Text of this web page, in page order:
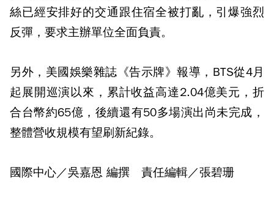
絲已經安排好的交通跟住宿全被打亂，引爆強烈
反彈，要求主辦單位全面負責。
另外，美國娛樂雜誌《告示牌》報導，BTS從4月
起展開巡演以來，累計收益高達2.04億美元，折
合台幣約65億，後續還有50多場演出尚未完成，
整體營收規模有望刷新紀錄。
國際中心／吳嘉恩 編撰 責任編輯／張碧珊